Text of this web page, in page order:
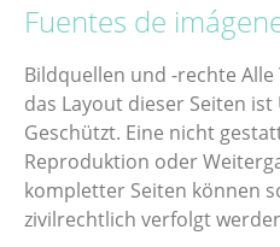
Fuentes de
Bildquellen und -rechte
das Layout dieser Seiten
Geschützt. Eine nicht
Reproduktion oder
kompletter Seiten können
zivilrechtlich verfolgt